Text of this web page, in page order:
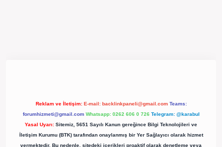
Reklam ve İletişim: E-mail: backlinkpaneli@gmail.com Teams:
forumhizmeti@gmail.com Whatsapp: 0262 606 0 726 Telegram: @karabul
Yasal Uyarı: Sitemiz, 5651 Sayılı Kanun gereğince Bilgi Teknolojileri ve
İletişim Kurumu (BTK) tarafından onaylanmış bir Yer Sağlayıcı olarak hizmet
vermektedir. Bu nedenle, sitedeki içerikleri proaktif olarak denetleme veya